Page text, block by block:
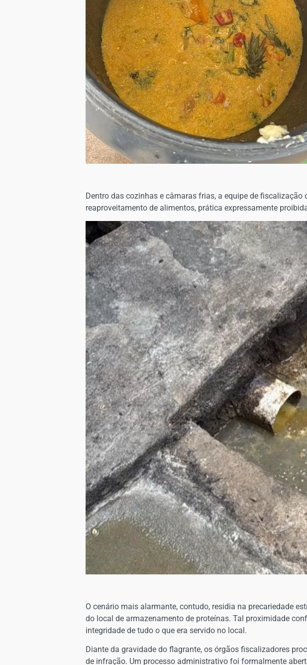
Dentro das cozinhas e câmaras frias, a equipe de
reaproveitamento de alimentos, prática expressamente
O cenário mais alarmante, contudo, residia na precariedade
do local de armazenamento de proteínas. Tal proximidade
integridade de tudo o que era servido no local.
Diante da gravidade do flagrante, os órgãos fiscalizadores
de infração. Um processo administrativo foi formalmente